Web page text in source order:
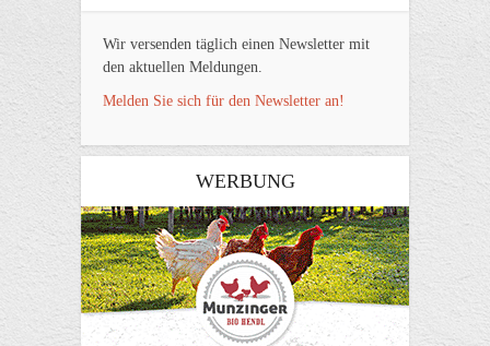
Wir versenden täglich einen Newsletter mit
den aktuellen Meldungen.
Melden Sie sich für den Newsletter an!
WERBUNG